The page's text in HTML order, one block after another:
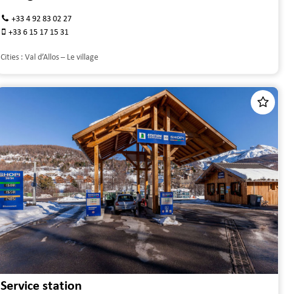
+33 4 92 83 02 27
+33 6 15 17 15 31
Cities : Val d’Allos – Le village
Service station